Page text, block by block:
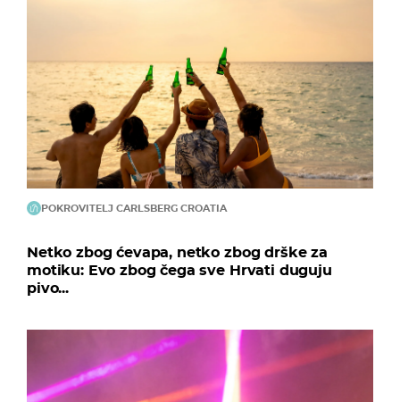
POKROVITELJ CARLSBERG CROATIA
Netko zbog ćevapa, netko zbog drške za
motiku: Evo zbog čega sve Hrvati duguju
pivo...